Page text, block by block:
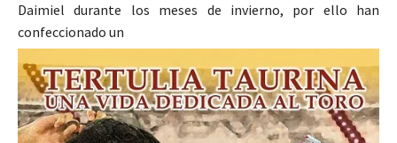
Daimiel durante los meses de invierno, por ello han
confeccionado un